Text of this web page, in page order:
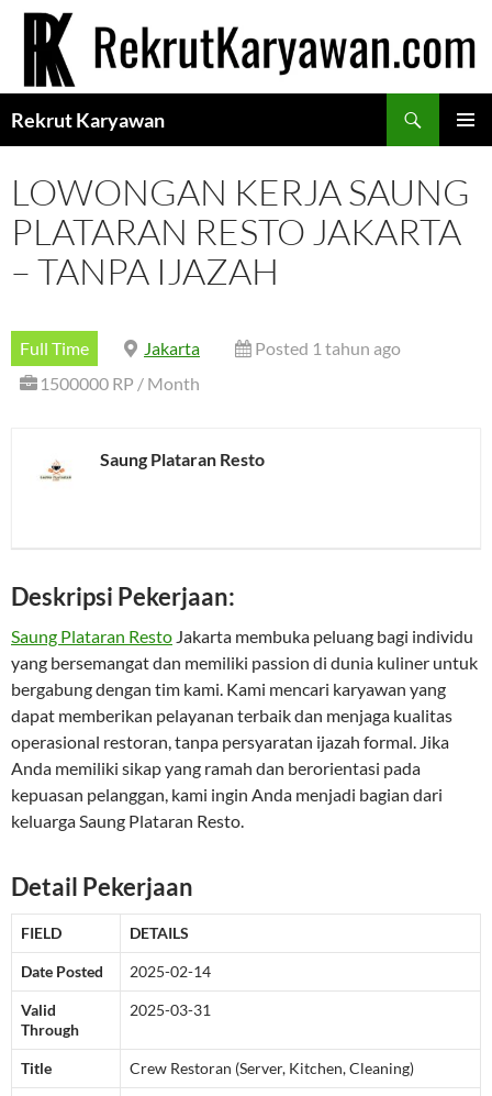
Langsung
Rekrut Karyawan
LOWONGAN KERJA SAUNG
PLATARAN RESTO JAKARTA
– TANPA IJAZAH
Full Time Jakarta
Posted 1 tahun ago
1500000 RP / Month
Saung Plataran Resto
Deskripsi Pekerjaan:
Saung Plataran Resto Jakarta membuka peluang bagi individu
yang bersemangat dan memiliki passion di dunia kuliner untuk
bergabung dengan tim kami. Kami mencari karyawan yang
dapat memberikan pelayanan terbaik dan menjaga kualitas
operasional restoran, tanpa persyaratan ijazah formal. Jika
Anda memiliki sikap yang ramah dan berorientasi pada
kepuasan pelanggan, kami ingin Anda menjadi bagian dari
keluarga Saung Plataran Resto.
Detail Pekerjaan
FIELD DETAILS
Date Posted 2025-02-14
Valid
Through
2025-03-31
Title Crew Restoran (Server, Kitchen, Cleaning)